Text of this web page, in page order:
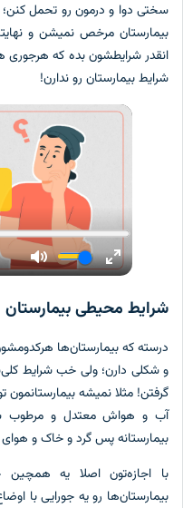
دوا و درمون رو تحمل کنن؛
مرخص نمیشن و نهایتا
شرایطشون بده که هرجوری هم
بیمارستان رو ندارن!
محیطی بیمارستان
که بیمارستان‌ها هرکدومشون
دارن؛ ولی خب شرایط
مثلا نمیشه بیمارستانمون
و هواش معتدل و مرطوب
پس گرد و خاک و هوای
اجازه‌تون اصلا یه همچین
رو یه جورایی با